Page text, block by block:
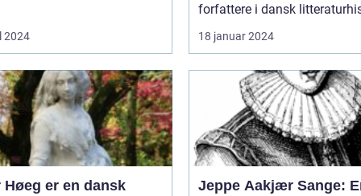
2024
forfattere i dansk
18 januar 2024
Høeg er en dansk
Jeppe Aakjær Sange: